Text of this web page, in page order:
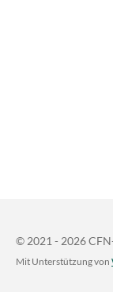
© 2021 - 2026
Mit Unterstützung von